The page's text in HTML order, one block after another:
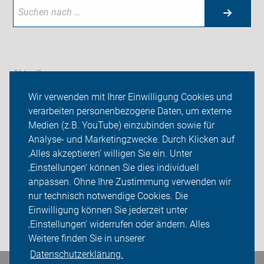
Wir verwenden mit Ihrer Einwilligung Cookies und
verarbeiten personenbezogene Daten, um externe
Medien (z.B. YouTube) einzubinden sowie für
Analyse- und Marketingzwecke. Durch Klicken auf
‚Alles akzeptieren‘ willigen Sie ein. Unter
‚Einstellungen‘ können Sie dies individuell
anpassen. Ohne Ihre Zustimmung verwenden wir
nur technisch notwendige Cookies. Die
Einwilligung können Sie jederzeit unter
‚Einstellungen‘ widerrufen oder ändern. Alles
Weitere finden Sie in unserer
Datenschutzerklärung.
Aktuelles
Themen
Bürgermeisterwahl 2026
ADFC Strausberg
Sei dabei
Presse
Login